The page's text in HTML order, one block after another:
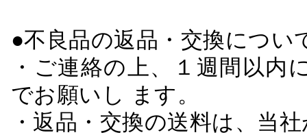
●不良品の返品・交換につい
・ご連絡の上、１週間以
でお願いし ます。
・返品・交換の送料は、当